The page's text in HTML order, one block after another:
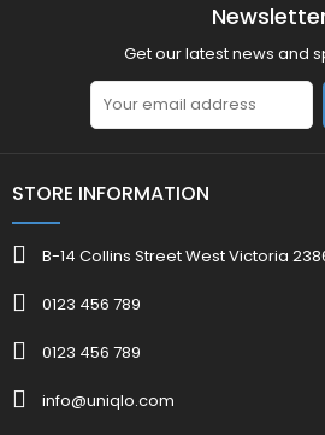
Get our latest news and
STORE INFORMATION
B-14 Collins Street West Victoria
0123 456 789
0123 456 789
info@uniqlo.com